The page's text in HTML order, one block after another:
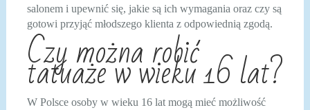
salonem i upewnić się, jakie są ich wymagania oraz czy są
gotowi przyjąć młodszego klienta z odpowiednią zgodą.
Czy można robić
tatuaże w wieku 16 lat?
W Polsce osoby w wieku 16 lat mogą mieć możliwość